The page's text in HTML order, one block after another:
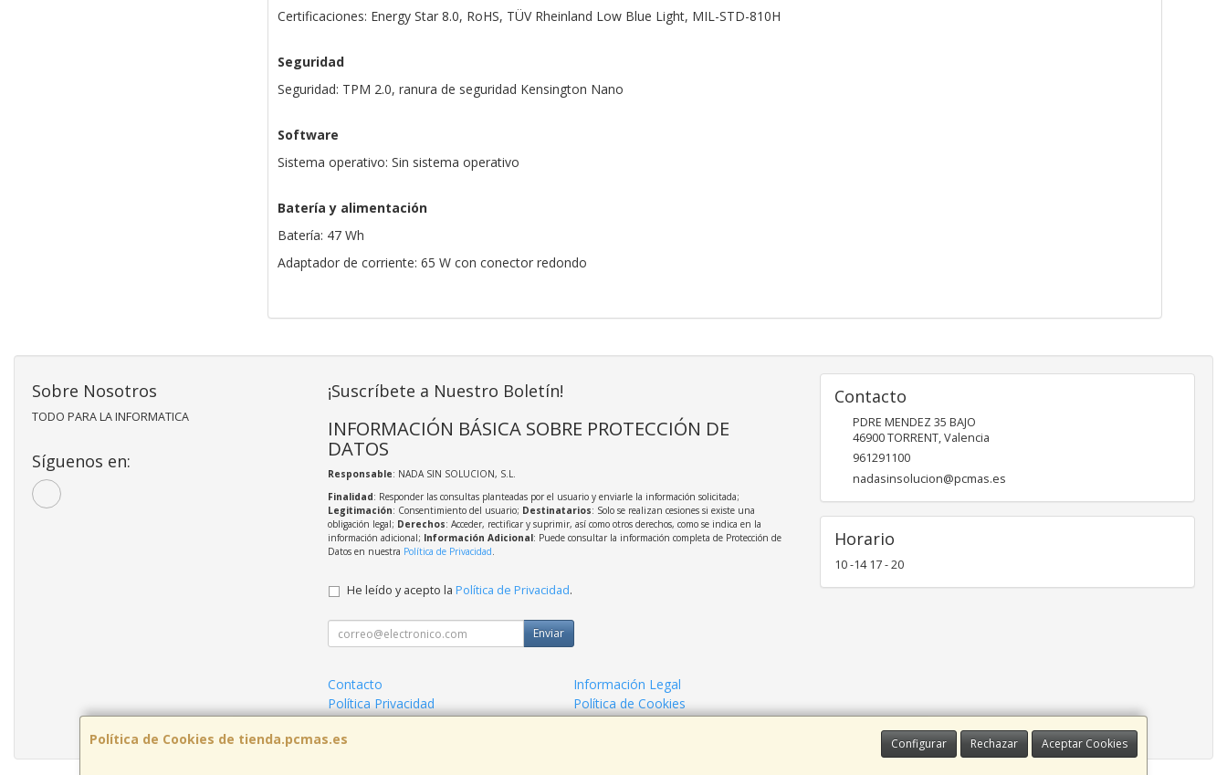
Certificaciones: Energy Star 8.0, RoHS, TÜV Rheinland Low Blue Light, MIL-STD-810H
Seguridad
Seguridad: TPM 2.0, ranura de seguridad Kensington Nano
Software
Sistema operativo: Sin sistema operativo
Batería y alimentación
Batería: 47 Wh
Adaptador de corriente: 65 W con conector redondo
Política de Cookies de tienda.pcmas.es Configurar Rechazar Aceptar Cookies
Sobre Nosotros
TODO PARA LA INFORMATICA
Síguenos en:
¡Suscríbete a Nuestro Boletín!
INFORMACIÓN BÁSICA SOBRE PROTECCIÓN DE
DATOS
Responsable: NADA SIN SOLUCION, S.L.
Finalidad: Responder las consultas planteadas por el usuario y enviarle la información solicitada;
Legitimación: Consentimiento del usuario; Destinatarios: Solo se realizan cesiones si existe una
obligación legal; Derechos: Acceder, rectificar y suprimir, así como otros derechos, como se indica en la
información adicional; Información Adicional: Puede consultar la información completa de Protección de
Datos en nuestra Política de Privacidad.
He leído y acepto la Política de Privacidad.
Enviar
Contacto
Información Legal
Política Privacidad
Política de Cookies
Contacto
PDRE MENDEZ 35 BAJO
46900TORRENT,Valencia
961291100
nadasinsolucion@pcmas.es
Horario
10 -14 17 - 20